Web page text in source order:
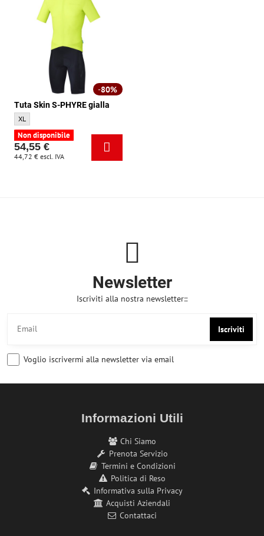
80%
Tuta Skin S-PHYRE gialla
Tuta Skin S-PHYRE gialla - Dimensione:
XL
Non disponibile
54,55 €
44,72 € escl. IVA
Newsletter
Iscriviti alla nostra newsletter::
Iscriviti
Voglio iscrivermi alla newsletter via email
Informazioni Utili
Chi Siamo
Prenota Servizio
Termini e Condizioni
Politica di Reso
Informativa sulla Privacy
Acquisti Aziendali
Contattaci